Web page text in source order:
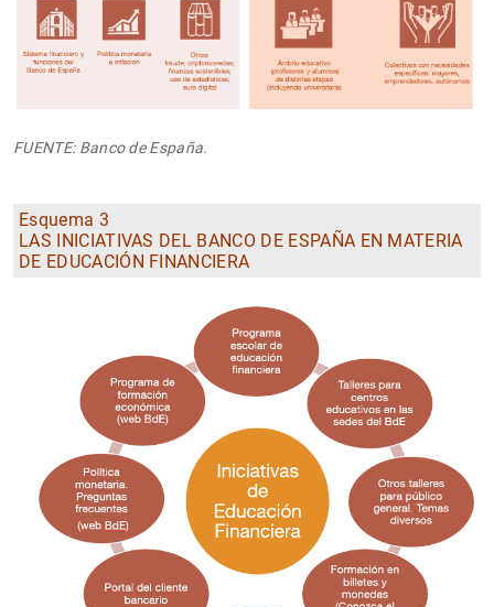
FUENTE: Banco de España.
Esquema 3
LAS INICIATIVAS DEL BANCO DE ESPAÑA EN MATERIA
DE EDUCACIÓN FINANCIERA